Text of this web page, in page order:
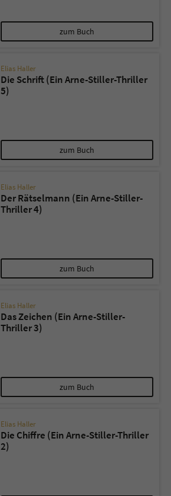
zum Buch
Elias Haller
Die Schrift (Ein Arne-Stiller-Thriller
5)
zum Buch
Elias Haller
Der Rätselmann (Ein Arne-Stiller-
Thriller 4)
zum Buch
Elias Haller
Das Zeichen (Ein Arne-Stiller-
Thriller 3)
zum Buch
Elias Haller
Die Chiffre (Ein Arne-Stiller-Thriller
2)